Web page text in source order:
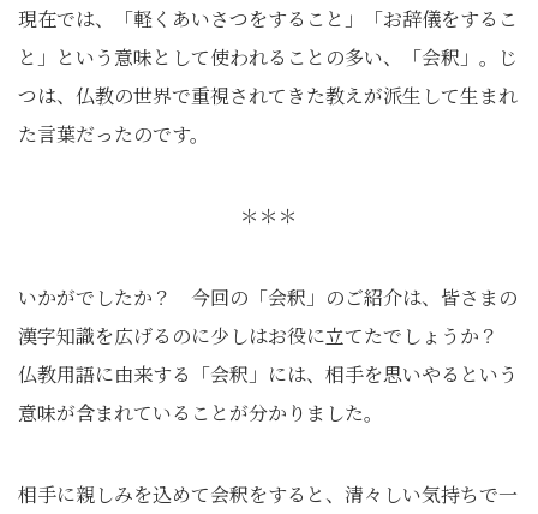
現在では、「軽くあいさつをすること」「お辞儀をするこ
と」という意味として使われることの多い、「会釈」。じ
つは、仏教の世界で重視されてきた教えが派生して生まれ
た言葉だったのです。
＊＊＊
いかがでしたか？ 今回の「会釈」のご紹介は、皆さまの
漢字知識を広げるのに少しはお役に立てたでしょうか？
仏教用語に由来する「会釈」には、相手を思いやるという
意味が含まれていることが分かりました。
相手に親しみを込めて会釈をすると、清々しい気持ちで一